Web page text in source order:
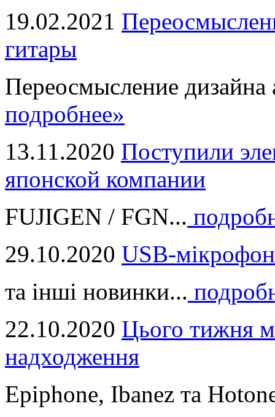
19.02.2021
гитары
Переосмысление дизайна
подробнее»
13.11.2020 Поступили
японской компании
FUJIGEN / FGN...
29.10.2020 USB-
та інші новинки...
22.10.2020 Цього тижня
надходження
Epiphone, Ibanez та